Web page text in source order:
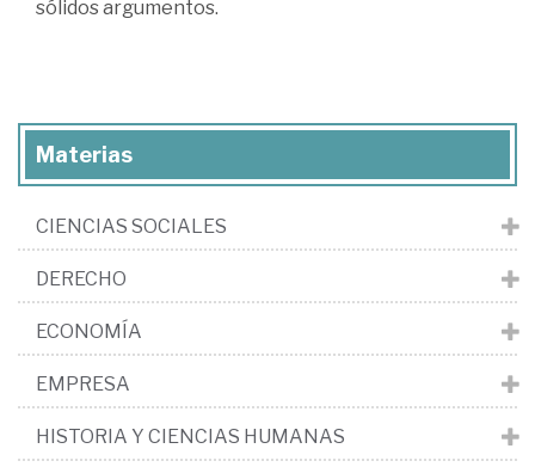
sólidos argumentos.
Materias
CIENCIAS SOCIALES
DERECHO
ECONOMÍA
EMPRESA
HISTORIA Y CIENCIAS HUMANAS